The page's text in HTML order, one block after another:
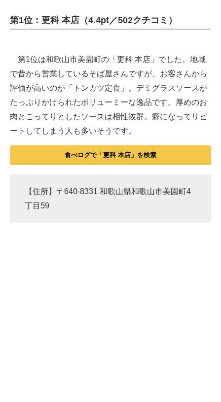
第1位：更科 本店（4.4pt／502クチコミ）
第1位は和歌山市美園町の「更科 本店」でした。地域
で昔から営業しているそば屋さんですが、お客さんから
評価が高いのが「トンカツ定食」。デミグラスソースが
たっぷりかけられたボリューミーな逸品です。厚めのお
肉とこってりとしたソースは相性抜群。癖になってリピ
ートしてしまう人も多いそうです。
食べログで「更科 本店」を検索
【住所】〒640-8331 和歌山県和歌山市美園町4
丁目59